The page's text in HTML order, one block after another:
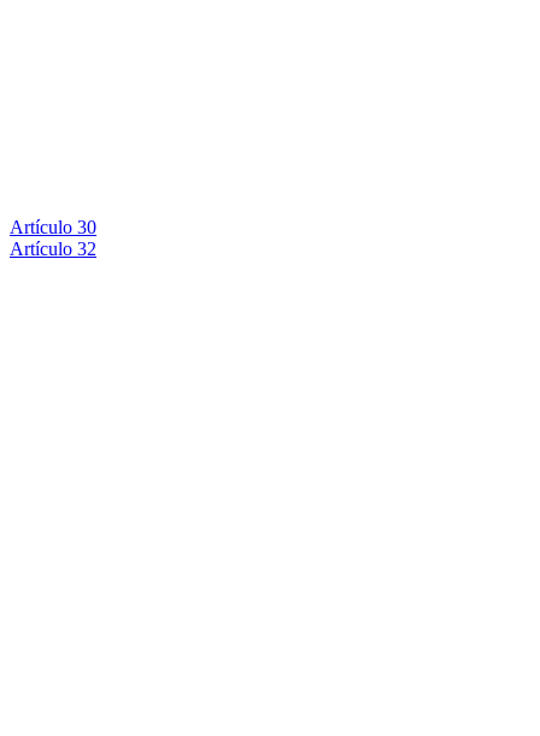
Artículo 30
Artículo 32